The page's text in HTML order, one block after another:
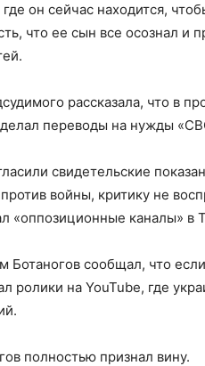
он сейчас находится,
что ее сын все осознал и
рассказала, что в
переводы на нужды
свидетельские
войны, критику не
«оппозиционные каналы» в
Ботаногов сообщал, что
ролики на YouTube, где
полностью признал вину.